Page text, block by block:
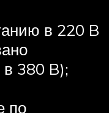
в 220 B
в 380 B);
по